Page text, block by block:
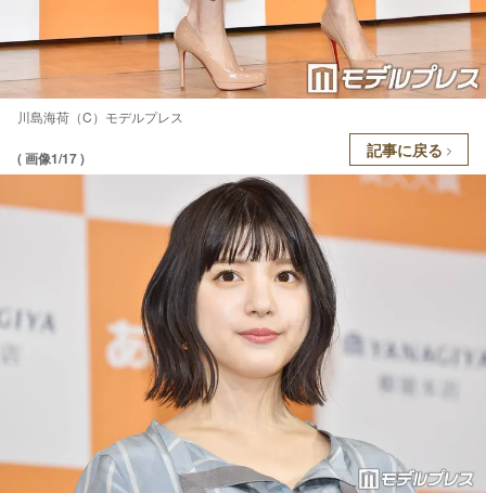
川島海荷（C）モデルプレス
( 画像1/17 ) 記事に戻る